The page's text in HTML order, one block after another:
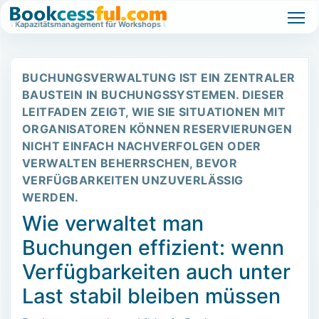
Kapazitätsmanagement für Workshops und Events. Wartelistenbasiertes
BUCHUNGSVERWALTUNG IST EIN ZENTRALER
BAUSTEIN IN BUCHUNGSSYSTEMEN. DIESER
LEITFADEN ZEIGT, WIE SIE SITUATIONEN MIT
ORGANISATOREN KÖNNEN RESERVIERUNGEN
NICHT EINFACH NACHVERFOLGEN ODER
VERWALTEN BEHERRSCHEN, BEVOR
VERFÜGBARKEITEN UNZUVERLÄSSIG
WERDEN.
Wie verwaltet man
Buchungen effizient: wenn
Verfügbarkeiten auch unter
Last stabil bleiben müssen